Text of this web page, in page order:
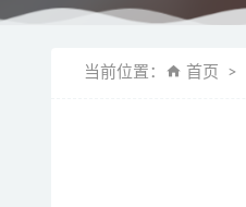
当前位置： 首页